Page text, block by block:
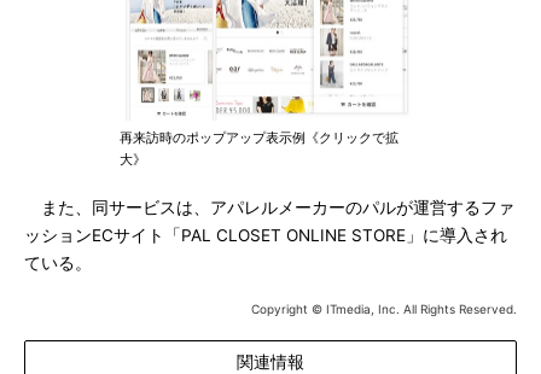
再来訪時のポップアップ表示例《クリックで拡
大》
また、同サービスは、アパレルメーカーのパルが運営するファ
ッションECサイト「PAL CLOSET ONLINE STORE」に導入され
ている。
Copyright © ITmedia, Inc. All Rights Reserved.
関連情報